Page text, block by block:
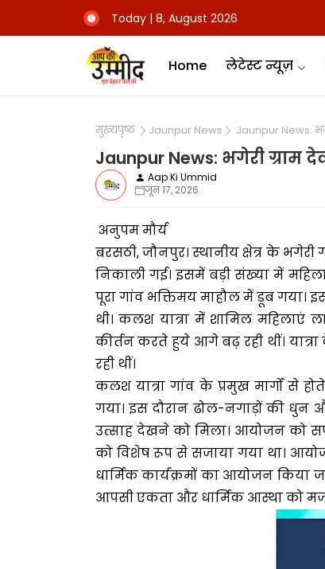
Today | 8, August 2026
Home लेटेस्ट न्यूज़
मुख्यपृष्ठ Jaunpur News Jaunpur News:
Jaunpur News: भगेरी ग्राम
Aap Ki Ummid
जून 17, 2026
अनुपम मौर्य
बरसठी, जौनपुर। स्थानीय क्षेत्र के
निकाली गई। इसमें बड़ी संख्या में
पूरा गांव भक्तिमय माहौल में डूब गया।
थी। कलश यात्रा में शामिल
कीर्तन करते हुये आगे बढ़ रही थीं।
रही थीं।
कलश यात्रा गांव के प्रमुख मार्गों से
गया। इस दौरान ढोल-नगाड़ों की धुन
उत्साह देखने को मिला। आयोजन को
को विशेष रूप से सजाया गया था।
धार्मिक कार्यक्रमों का आयोजन किया
आपसी एकता और धार्मिक आस्था को